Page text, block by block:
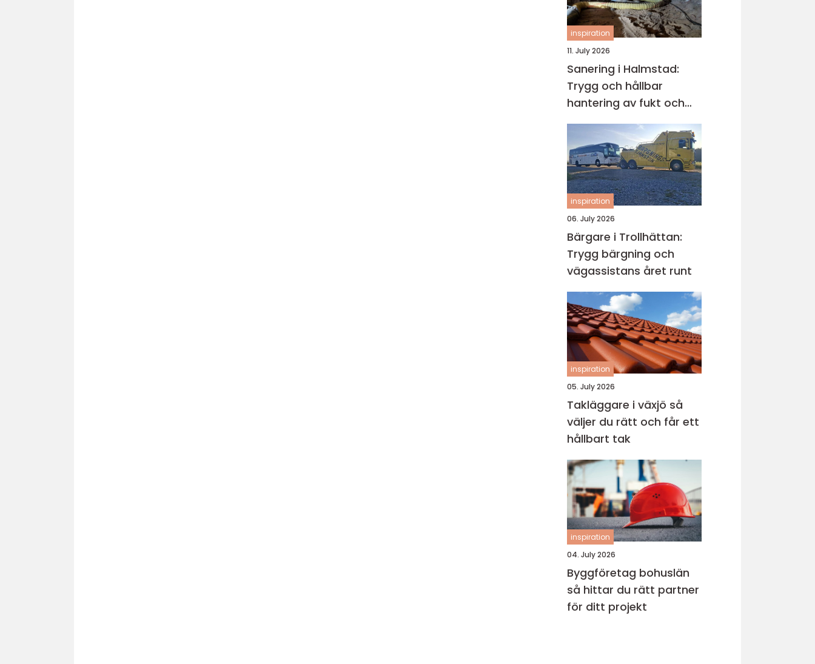
inspiration
11. July 2026
Sanering i Halmstad:
Trygg och hållbar
hantering av fukt och
skador
inspiration
06. July 2026
Bärgare i Trollhättan:
Trygg bärgning och
vägassistans året runt
inspiration
05. July 2026
Takläggare i växjö så
väljer du rätt och får ett
hållbart tak
inspiration
04. July 2026
Byggföretag bohuslän
så hittar du rätt partner
för ditt projekt